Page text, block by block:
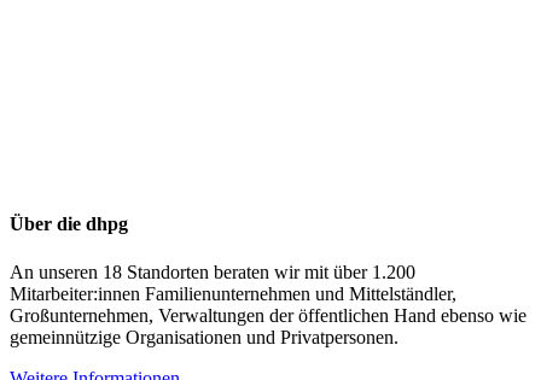
Über die dhpg
An unseren 18 Standorten beraten wir mit über 1.200
Mitarbeiter:innen Familienunternehmen und Mittelständler,
Großunternehmen, Verwaltungen der öffentlichen Hand ebenso wie
gemeinnützige Organisationen und Privatpersonen.